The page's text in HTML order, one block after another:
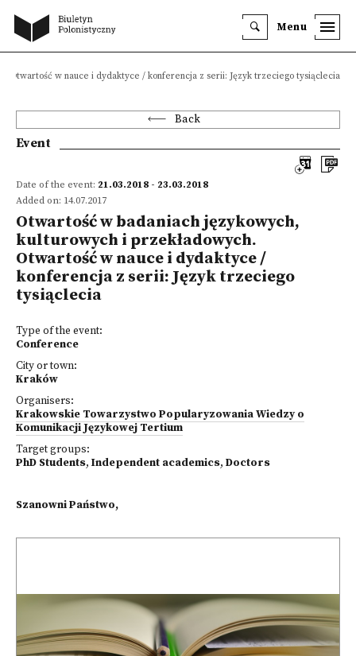
Menu
Otwartość w nauce i dydaktyce / konferencja z serii: Język trzeciego tysiąclecia
Back
Event
Date of the event: 21.03.2018 - 23.03.2018
Added on: 14.07.2017
Otwartość w badaniach językowych,
kulturowych i przekładowych.
Otwartość w nauce i dydaktyce /
konferencja z serii: Język trzeciego
tysiąclecia
Type of the event:
Conference
City or town:
Kraków
Organisers:
Krakowskie Towarzystwo Popularyzowania Wiedzy o
Komunikacji Językowej Tertium
Target groups:
PhD Students, Independent academics, Doctors
Szanowni Państwo,